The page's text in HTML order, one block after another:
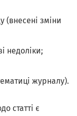
(внесені зміни
недоліки;
журналу).
статті є